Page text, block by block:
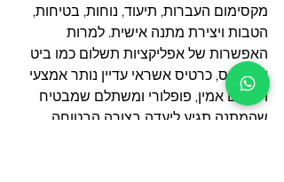
מקסימום העברות, תיעוד, נוחות, בטיחות,
הטבות ויצירת מתנה אישית. למרות
האפשרות של אפליקציות תשלום כמו ביט
ופייבוקס, כרטיס אשראי עדיין נותר אמצעי
תשלום אמין, פופלורי ומשתלם שמבטיח
שהמתנה תגיע ליעדה בצורה הבטוחה